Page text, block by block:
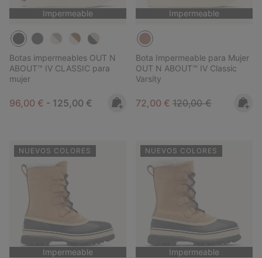
Impermeable
Botas impermeables OUT N
ABOUT™ IV CLASSIC para
mujer
Minimum sale price:
96,00 € - Maximum price:
125,00 €
Impermeable
Bota Impermeable para Mujer
OUT N ABOUT™ IV Classic
Varsity
Sale price:
72,00 € Regular price:
120,00 €
NUEVOS COLORES
Impermeable
NUEVOS COLORES
Impermeable